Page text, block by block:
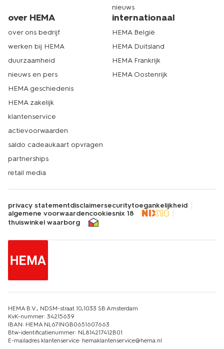
nieuws
over HEMA
over ons bedrijf
werken bij HEMA
duurzaamheid
nieuws en pers
HEMA geschiedenis
HEMA zakelijk
klantenservice
actievoorwaarden
saldo cadeaukaart opvragen
partnerships
retail media
internationaal
HEMA België
HEMA Duitsland
HEMA Frankrijk
HEMA Oostenrijk
privacy statementdisclaimersecuritytoegankelijkheid
algemene voorwaardencookiesnix 18
thuiswinkel waarborg
HEMA B.V., NDSM-straat 10,1033 SB Amsterdam
KvK-nummer: 34215639
IBAN: HEMA NL67INGB0651607663
Btw-identificatienummer: NL814217412B01
E-mailadres klantenservice: hemaklantenservice@hema.nl